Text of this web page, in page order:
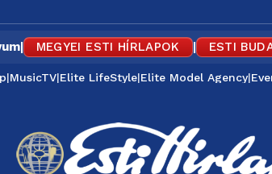
| MEGYEI ESTI HÍRLAPOK | ESTI
|MusicTV|Elite LifeStyle|Elite Model Agency|